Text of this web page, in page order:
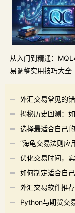
从入门到精通：
易调整实用技巧大全
外汇交易常见的
揭秘历史回测：
选择最适合自己
“海龟交易法则应
优化交易时间，
如何制定适合自
外汇交易软件推
Python与期货交